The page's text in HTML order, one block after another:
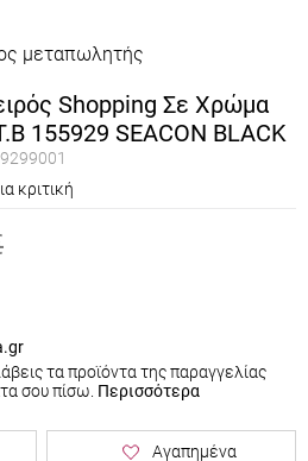
μεταπωλητής
Shopping Σε Χρώμα
155929 SEACON BLACK
κριτική
τα προϊόντα της παραγγελίας
σου πίσω. Περισσότερα
Αγαπημένα